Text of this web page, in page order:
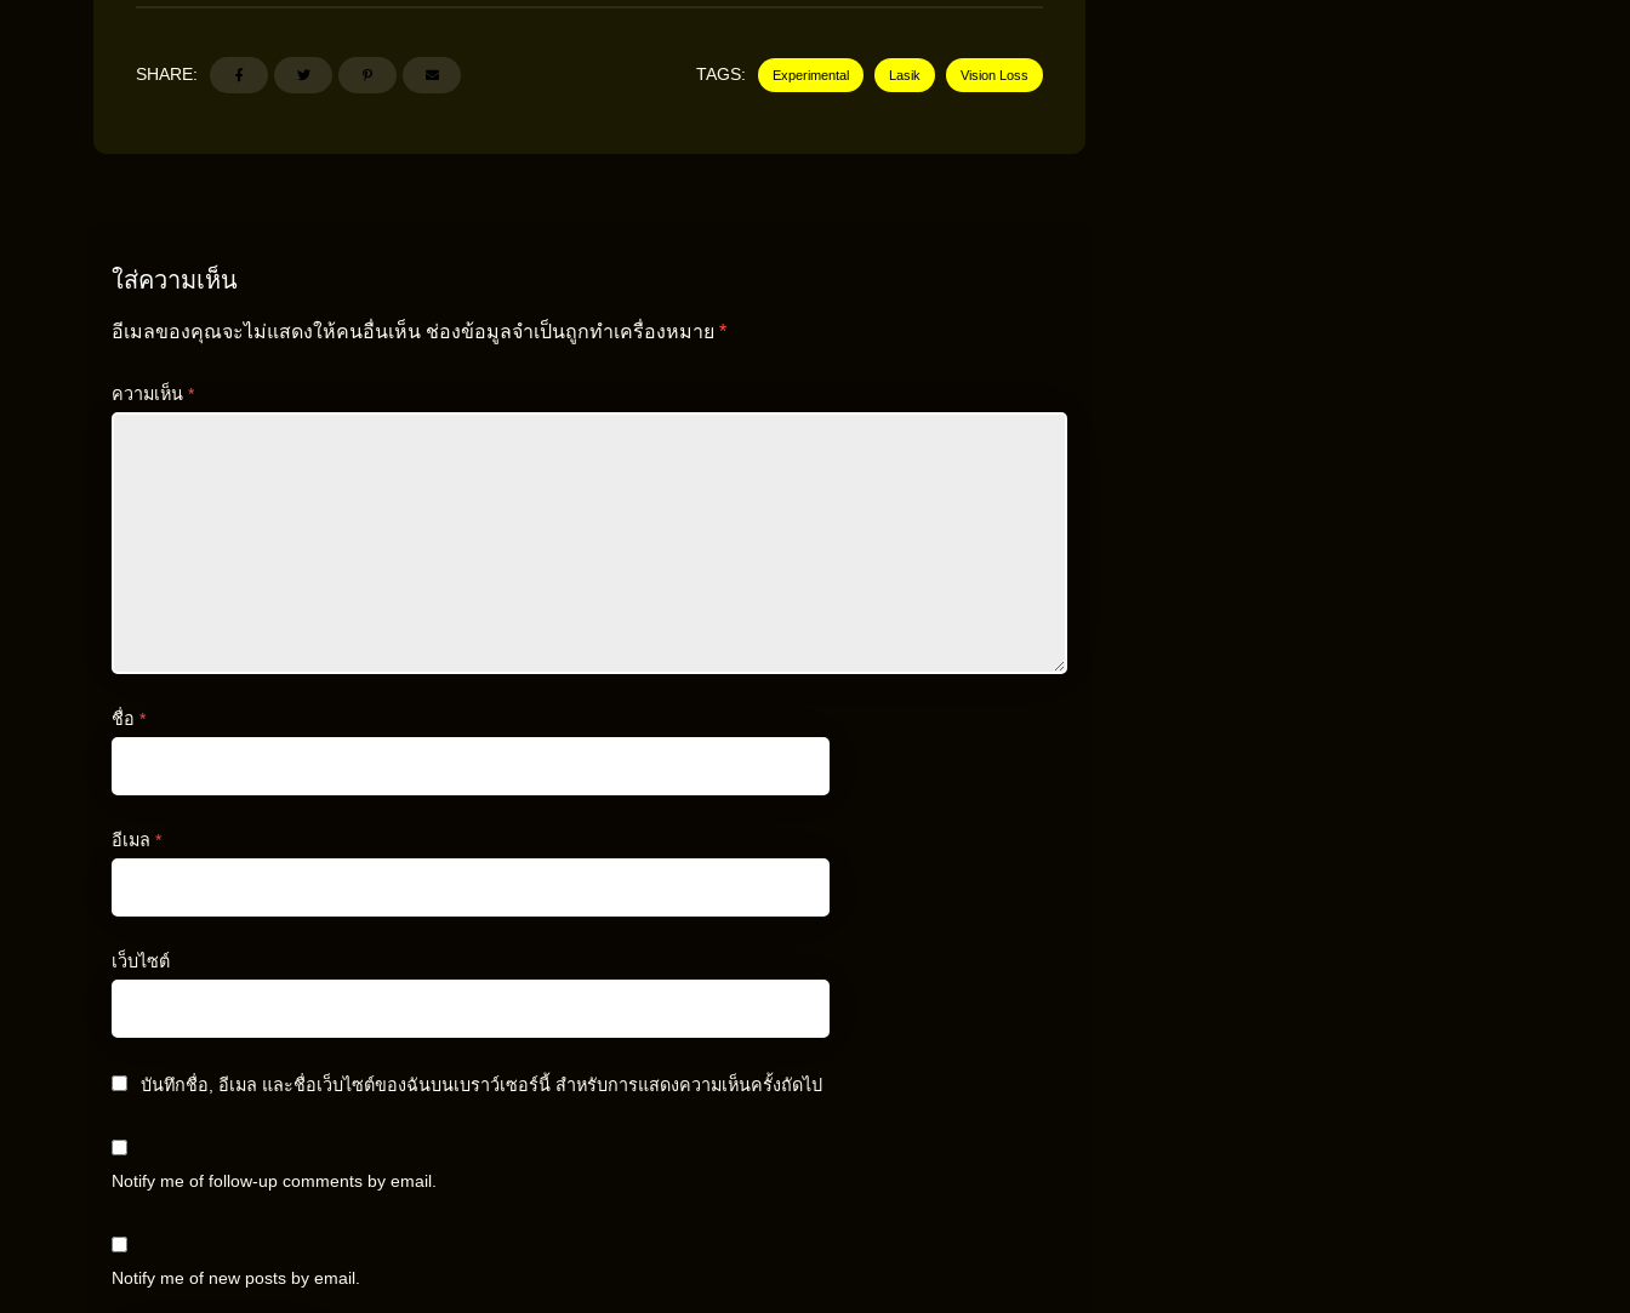
SHARE: TAGS: Experimental Lasik Vision Loss
ใส่ความเห็น
อีเมลของคุณจะไม่แสดงให้คนอื่นเห็น ช่องข้อมูลจำเป็นถูกทำเครื่องหมาย *
ความเห็น *
ชื่อ *
อีเมล *
เว็บไซต์
บันทึกชื่อ, อีเมล และชื่อเว็บไซต์ของฉันบนเบราว์เซอร์นี้ สำหรับการแสดงความเห็นครั้งถัดไป
Notify me of follow-up comments by email.
Notify me of new posts by email.